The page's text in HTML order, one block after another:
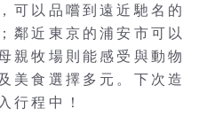
可以品嚐到遠近馳名的
鄰近東京的浦安市可以
親牧場則能感受與動物
美食選擇多元。下次造
行程中！